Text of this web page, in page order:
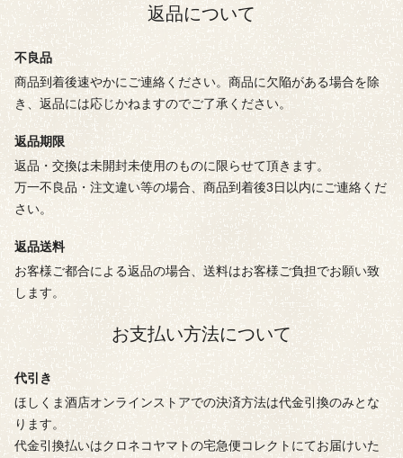
返品について
不良品
商品到着後速やかにご連絡ください。商品に欠陥がある場合を除
き、返品には応じかねますのでご了承ください。
返品期限
返品・交換は未開封未使用のものに限らせて頂きます。
万一不良品・注文違い等の場合、商品到着後3日以内にご連絡くだ
さい。
返品送料
お客様ご都合による返品の場合、送料はお客様ご負担でお願い致
します。
お支払い方法について
代引き
ほしくま酒店オンラインストアでの決済方法は代金引換のみとな
ります。
代金引換払いはクロネコヤマトの宅急便コレクトにてお届けいた